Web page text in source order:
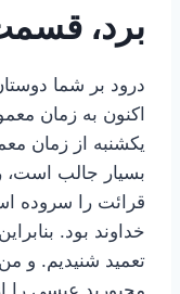
برد،
درود بر شما
اکنون به زمان
یکشنبه از زمان
بسیار جالب
قرائت را سروده
خداوند بود.
تعمید شنیدیم. و
مجبورید عیسی را